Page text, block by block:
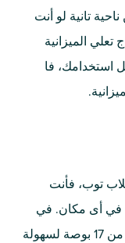
تانية لو أنت
تعلي الميزانية
استخدامك، فا
توب، فأنت
في أى مكان. في
الحالة دي لاب توب بحجم 13 بوصة أفضل من 17 بوصة لسهولة